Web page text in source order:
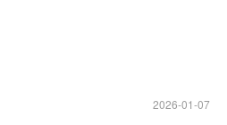
2026-01-07